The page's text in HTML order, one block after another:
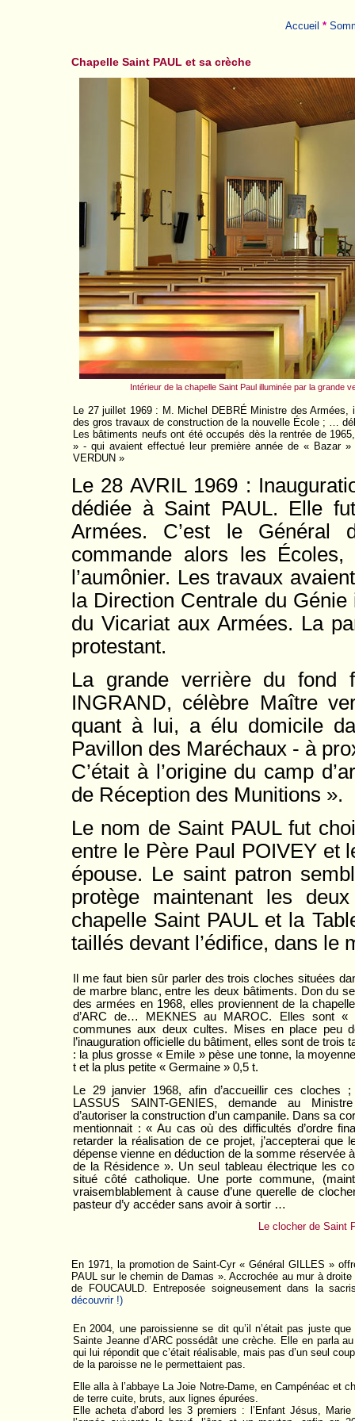
Accueil *
Chapelle Saint PAUL et sa crèche
Intérieur de la chapelle Saint Paul illuminée par la grande
Le 27 juillet 1969 : M. Michel DEBRÉ Ministre des Armées,
des gros travaux de construction de la nouvelle École ; …
Les bâtiments neufs ont été occupés dès la rentrée de
» - qui avaient effectué leur première année de « Bazar
VERDUN »
Le 28 AVRIL 1969 :
dédiée à Saint PAUL. Elle
Armées. C’est le Général
commande alors les
l’aumônier. Les travaux
la Direction Centrale du
du Vicariat aux Armées. La
protestant.
La grande verrière du fond
INGRAND, célèbre Maître
quant à lui, a élu domicile
Pavillon des Maréchaux - à
C’était à l’origine du camp
de Réception des Munitions ».
Le nom de Saint PAUL fut
entre le Père Paul POIVEY et
épouse. Le saint patron
protège maintenant les
chapelle Saint PAUL et la
taillés devant l’édifice, dans le
Il me faut bien sûr parler des trois cloches situées
de marbre blanc, entre les deux bâtiments. Don du
des armées en 1968, elles proviennent de la
d’ARC de… MEKNES au MAROC. Elles sont «
communes aux deux cultes. Mises en place peu
l’inauguration officielle du bâtiment, elles sont de trois
: la plus grosse « Emile » pèse une tonne, la
t et la plus petite « Germaine » 0,5 t.
Le 29 janvier 1968, afin d’accueillir ces cloches
LASSUS SAINT-GENIES, demande au
d’autoriser la construction d’un campanile. Dans sa
mentionnait : « Au cas où des difficultés d’ordre
retarder la réalisation de ce projet, j’accepterai que
dépense vienne en déduction de la somme réservée
de la Résidence ». Un seul tableau électrique les
situé côté catholique. Une porte commune,
vraisemblablement à cause d’une querelle de
pasteur d’y accéder sans avoir à sortir …
Le clocher de Saint
En 1971, la promotion de Saint-Cyr « Général GILLES »
PAUL sur le chemin de Damas ». Accrochée au mur à
de FOUCAULD. Entreposée soigneusement dans la
découvrir !)
En 2004, une paroissienne se dit qu’il n’était pas juste
Sainte Jeanne d’ARC possédât une crèche. Elle en parla
qui lui répondit que c’était réalisable, mais pas d’un seul
de la paroisse ne le permettaient pas.
Elle alla à l’abbaye La Joie Notre-Dame, en Campénéac et
de terre cuite, bruts, aux lignes épurées.
Elle acheta d’abord les 3 premiers : l’Enfant Jésus,